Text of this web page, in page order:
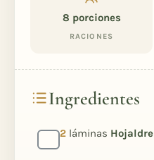
8 porciones
RACIONES
Ingredientes
2 láminas Hojaldre